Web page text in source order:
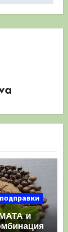
подправки
и